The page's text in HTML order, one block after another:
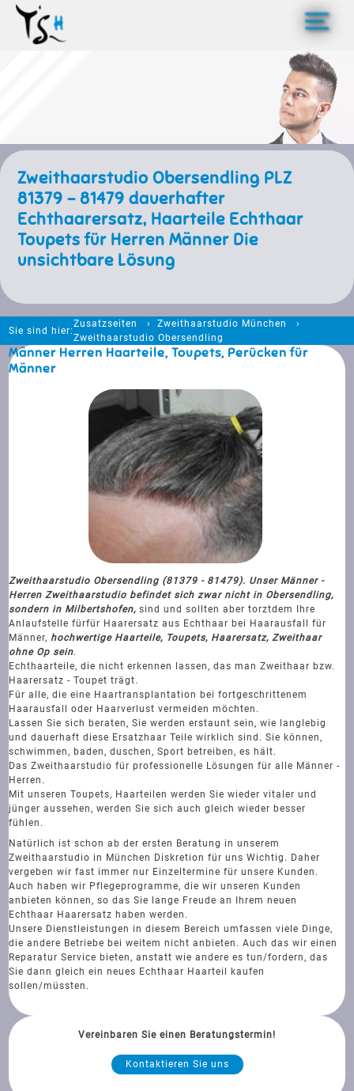
>
Zweithaarstudio Obersendling PLZ
81379 - 81479 dauerhafter
Echthaarersatz, Haarteile Echthaar
Toupets für Herren Männer Die
unsichtbare Lösung
Sie sind hier:
Zusatzseiten
Zweithaarstudio München
Zweithaarstudio Obersendling
Männer Herren Haarteile, Toupets, Perücken für
Männer
Zweithaarstudio Obersendling (81379 - 81479). Unser Männer -
Herren Zweithaarstudio befindet sich zwar nicht in Obersendling,
sondern in Milbertshofen, sind und sollten aber torztdem Ihre
Anlaufstelle fürfür Haarersatz aus Echthaar bei Haarausfall für
Männer, hochwertige Haarteile, Toupets, Haarersatz, Zweithaar
ohne Op sein.
Echthaarteile, die nicht erkennen lassen, das man Zweithaar bzw.
Haarersatz - Toupet trägt.
Für alle, die eine Haartransplantation bei fortgeschrittenem
Haarausfall oder Haarverlust vermeiden möchten.
Lassen Sie sich beraten, Sie werden erstaunt sein, wie langlebig
und dauerhaft diese Ersatzhaar Teile wirklich sind. Sie können,
schwimmen, baden, duschen, Sport betreiben, es hält.
Das Zweithaarstudio für professionelle Lösungen für alle Männer -
Herren.
Mit unseren Toupets, Haarteilen werden Sie wieder vitaler und
jünger aussehen, werden Sie sich auch gleich wieder besser
fühlen.
Natürlich ist schon ab der ersten Beratung in unserem
Zweithaarstudio in München Diskretion für uns Wichtig. Daher
vergeben wir fast immer nur Einzeltermine für unsere Kunden.
Auch haben wir Pflegeprogramme, die wir unseren Kunden
anbieten können, so das Sie lange Freude an Ihrem neuen
Echthaar Haarersatz haben werden.
Unsere Dienstleistungen in diesem Bereich umfassen viele Dinge,
die andere Betriebe bei weitem nicht anbieten. Auch das wir einen
Reparatur Service bieten, anstatt wie andere es tun/fordern, das
Sie dann gleich ein neues Echthaar Haarteil kaufen
sollen/müssten.
Vereinbaren Sie einen Beratungstermin!
Kontaktieren Sie uns